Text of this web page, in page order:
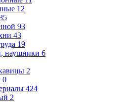
12
93
43
19
наушники 6
2
0
424
2